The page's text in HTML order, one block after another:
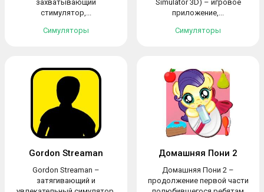
захватывающий
стимулятор,...
Симуляторы
Simulator 3D) – игровое
приложение,...
Симуляторы
Gordon Streaman
Gordon Streaman –
затягивающий и
Домашняя Пони 2
Домашняя Пони 2 –
продолжение первой части